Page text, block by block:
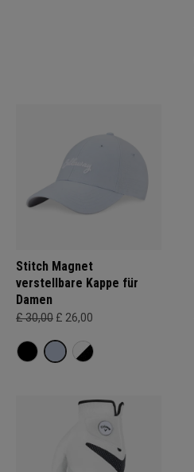
Stitch Magnet
verstellbare Kappe für
Damen
£ 30,00 £ 26,00